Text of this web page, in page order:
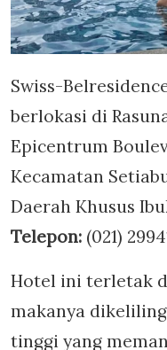
Swiss-
berlokasi di
Epicentrum
Kecamatan
Daerah Khusus
Telepon: (021)
Hotel ini terletak
makanya
tinggi yang